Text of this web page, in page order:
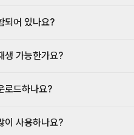
되어 있나요?
생 가능한가요?
로드하나요?
이 사용하나요?